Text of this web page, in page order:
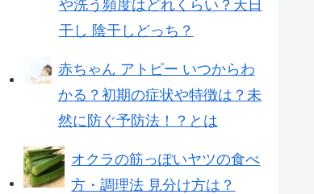
や洗う頻度はどれくらい？天日
干し 陰干しどっち？
赤ちゃん アトピー いつからわ
かる？初期の症状や特徴は？未
然に防ぐ予防法！？とは
オクラの筋っぽいヤツの食べ
方・調理法 見分け方は？